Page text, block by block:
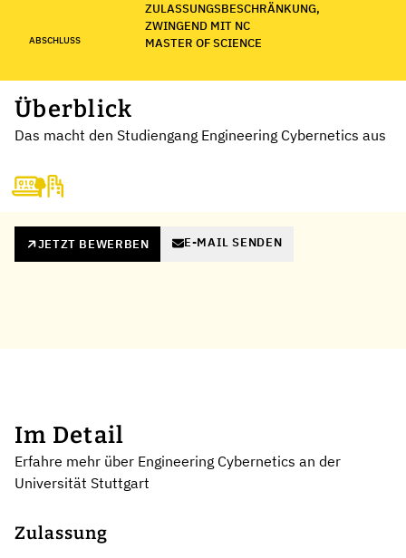
ZULASSUNGSBESCHRÄNKUNG,
ZWINGEND MIT NC
ABSCHLUSS MASTER OF SCIENCE
Überblick
Das macht den Studiengang Engineering Cybernetics aus
JETZT BEWERBEN E-MAIL SENDEN
Im Detail
Erfahre mehr über Engineering Cybernetics an der
Universität Stuttgart
Zulassung